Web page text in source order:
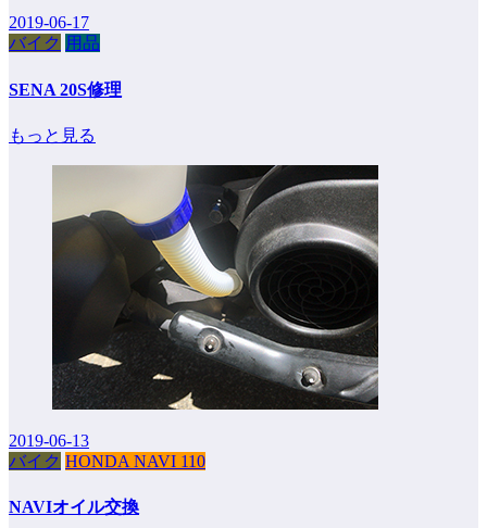
2019-06-17
バイク 用品
SENA 20S修理
もっと見る
2019-06-13
バイク HONDA NAVI 110
NAVIオイル交換